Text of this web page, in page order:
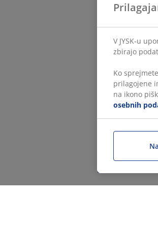
V JYSK-u
zbirajo
Ko
prilagojene
na ikono
osebnih